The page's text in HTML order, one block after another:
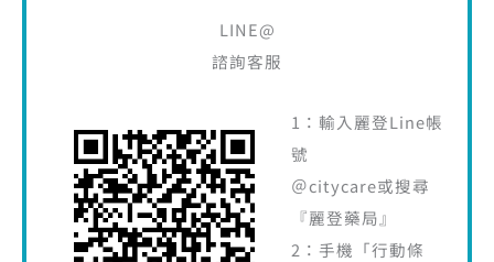
LINE@
諮詢客服
1：輸入麗登Line帳
號
＠citycare或搜尋
『麗登藥局』
2：手機「行動條